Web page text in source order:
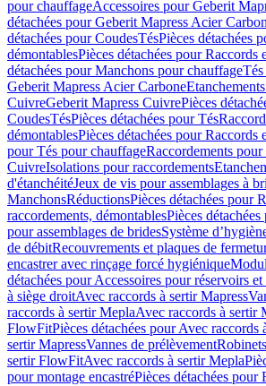
pour chauffageAccessoires pour Geberit
détachées pour Geberit Mapress Acier
détachées pour CoudesTésPièces détachées
démontablesPièces détachées pour Raccords
détachées pour Manchons pour chauffage
Geberit Mapress Acier Carbone
CuivreGeberit Mapress CuivrePièces
CoudesTésPièces détachées pour Tés
démontablesPièces détachées pour Raccords
pour Tés pour chauffageRaccordements
CuivreIsolations pour raccordements
d'étanchéitéJeux de vis pour assemblages à
ManchonsRéductionsPièces détachées pour
raccordements, démontablesPièces
pour assemblages de bridesSystème
de débitRecouvrements et plaques de
encastrer avec rinçage forcé hygiénique
détachées pour Accessoires pour réservoirs
à siège droitAvec raccords à sertir Mapress
raccords à sertir MeplaAvec raccords à sertir
FlowFitPièces détachées pour Avec
sertir MapressVannes de prélèvement
sertir FlowFitAvec raccords à sertir Mepla
pour montage encastréPièces détachées pour